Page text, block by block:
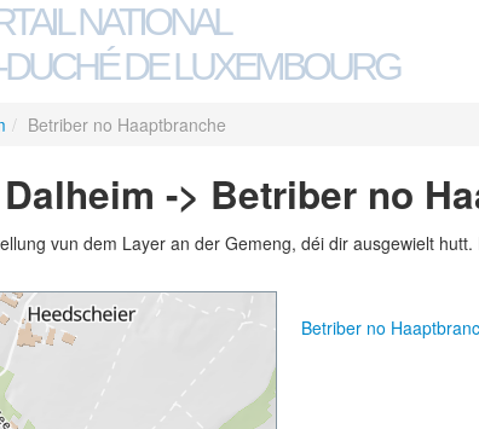
NATIONAL
DE LUXEMBOURG
/ Betriber no Haaptbranche
-> Betriber no
vun dem Layer an der Gemeng, déi dir ausgewielt
Betriber no